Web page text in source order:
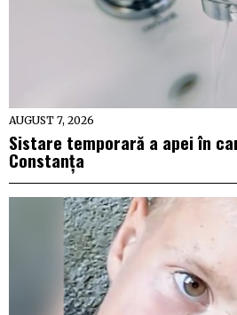
AUGUST 7, 2026
Sistare temporară a apei în
Constanța